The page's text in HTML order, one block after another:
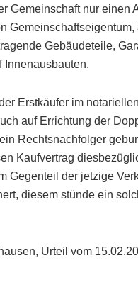
Gemeinschaft nur einen
Gemeinschaftseigentum,
Gebäudeteile,
Innenausbauten.
Erstkäufer im
auf Errichtung der
Rechtsnachfolger
Kaufvertrag
Gegenteil der jetzige
diesem stünde ein
Urteil vom